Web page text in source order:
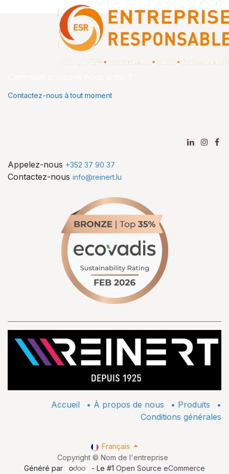
Contactez-nous à tout moment
Appelez-nous +352 37 90 37
Contactez-nous info@reinert.lu
Accueil • À propos de nous • ​Produits
•
Conditions générales
Copyright © Nom de l'entreprise
Français
Généré par - Le #1Open Source eCommerce